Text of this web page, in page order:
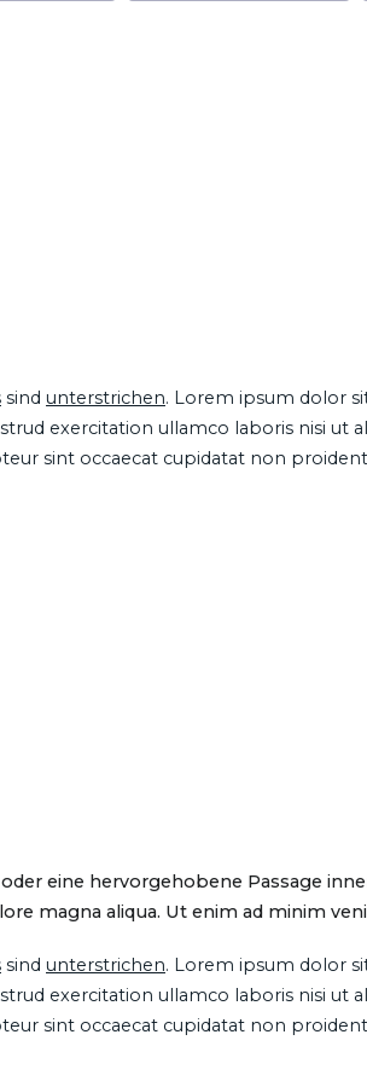
sind unterstrichen. Lorem ipsum dolor
exercitation ullamco laboris nisi
sint occaecat cupidatat non
eine hervorgehobene Passage
magna aliqua. Ut enim ad minim
sind unterstrichen. Lorem ipsum dolor
exercitation ullamco laboris nisi
sint occaecat cupidatat non